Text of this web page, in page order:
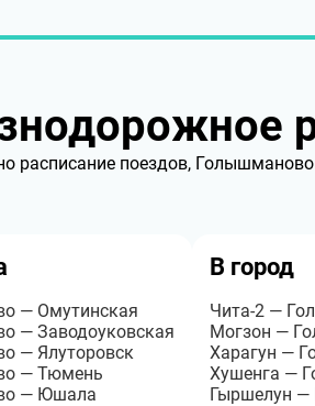
расписание поездов,
— Омутинская
— Заводоуковская
— Ялуторовск
— Тюмень
— Юшала
В город
Чита-2 —
Могзон —
Харагун —
Хушенга —
Гыршелун